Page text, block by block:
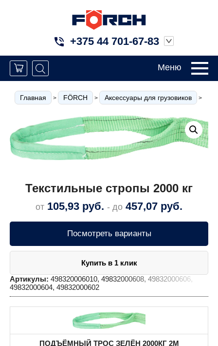
+375 44 701-67-83
Меню
Главная > FÖRCH > Аксессуары для грузовиков >
Текстильные стропы 2000 кг
от 105,93 руб. - до 457,07 руб.
Посмотреть варианты
Купить в 1 клик
Артикулы: 498320006010, 49832000608, 49832000606,
49832000604, 49832000602
ПОДЪЁМНЫЙ ТРОС ЗЕЛЁН 2000КГ 2M